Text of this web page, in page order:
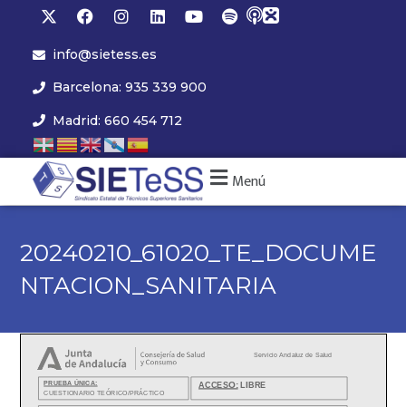
info@sietess.es
Barcelona: 935 339 900
Madrid: 660 454 712
Menú
20240210_61020_TE_DOCUME
NTACION_SANITARIA